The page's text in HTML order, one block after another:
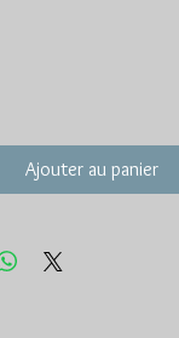
Ajouter au panier